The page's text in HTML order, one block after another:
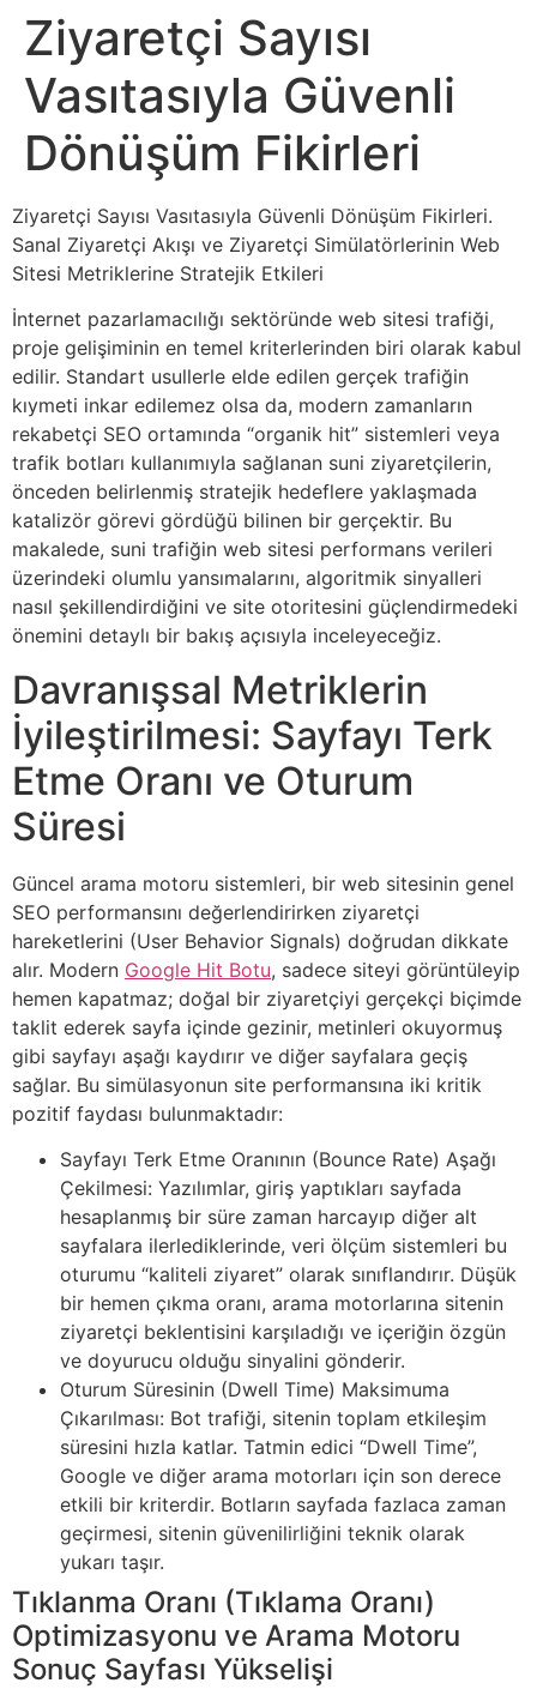
Ziyaretçi Sayısı
Vasıtasıyla Güvenli
Dönüşüm Fikirleri
Ziyaretçi Sayısı Vasıtasıyla Güvenli Dönüşüm Fikirleri.
Sanal Ziyaretçi Akışı ve Ziyaretçi Simülatörlerinin Web
Sitesi Metriklerine Stratejik Etkileri
İnternet pazarlamacılığı sektöründe web sitesi trafiği,
proje gelişiminin en temel kriterlerinden biri olarak kabul
edilir. Standart usullerle elde edilen gerçek trafiğin
kıymeti inkar edilemez olsa da, modern zamanların
rekabetçi SEO ortamında “organik hit” sistemleri veya
trafik botları kullanımıyla sağlanan suni ziyaretçilerin,
önceden belirlenmiş stratejik hedeflere yaklaşmada
katalizör görevi gördüğü bilinen bir gerçektir. Bu
makalede, suni trafiğin web sitesi performans verileri
üzerindeki olumlu yansımalarını, algoritmik sinyalleri
nasıl şekillendirdiğini ve site otoritesini güçlendirmedeki
önemini detaylı bir bakış açısıyla inceleyeceğiz.
Davranışsal Metriklerin
İyileştirilmesi: Sayfayı Terk
Etme Oranı ve Oturum
Süresi
Güncel arama motoru sistemleri, bir web sitesinin genel
SEO performansını değerlendirirken ziyaretçi
hareketlerini (User Behavior Signals) doğrudan dikkate
alır. Modern Google Hit Botu, sadece siteyi görüntüleyip
hemen kapatmaz; doğal bir ziyaretçiyi gerçekçi biçimde
taklit ederek sayfa içinde gezinir, metinleri okuyormuş
gibi sayfayı aşağı kaydırır ve diğer sayfalara geçiş
sağlar. Bu simülasyonun site performansına iki kritik
pozitif faydası bulunmaktadır:
Sayfayı Terk Etme Oranının (Bounce Rate) Aşağı
Çekilmesi: Yazılımlar, giriş yaptıkları sayfada
hesaplanmış bir süre zaman harcayıp diğer alt
sayfalara ilerlediklerinde, veri ölçüm sistemleri bu
oturumu “kaliteli ziyaret” olarak sınıflandırır. Düşük
bir hemen çıkma oranı, arama motorlarına sitenin
ziyaretçi beklentisini karşıladığı ve içeriğin özgün
ve doyurucu olduğu sinyalini gönderir.
Oturum Süresinin (Dwell Time) Maksimuma
Çıkarılması: Bot trafiği, sitenin toplam etkileşim
süresini hızla katlar. Tatmin edici “Dwell Time”,
Google ve diğer arama motorları için son derece
etkili bir kriterdir. Botların sayfada fazlaca zaman
geçirmesi, sitenin güvenilirliğini teknik olarak
yukarı taşır.
Tıklanma Oranı (Tıklama Oranı)
Optimizasyonu ve Arama Motoru
Sonuç Sayfası Yükselişi